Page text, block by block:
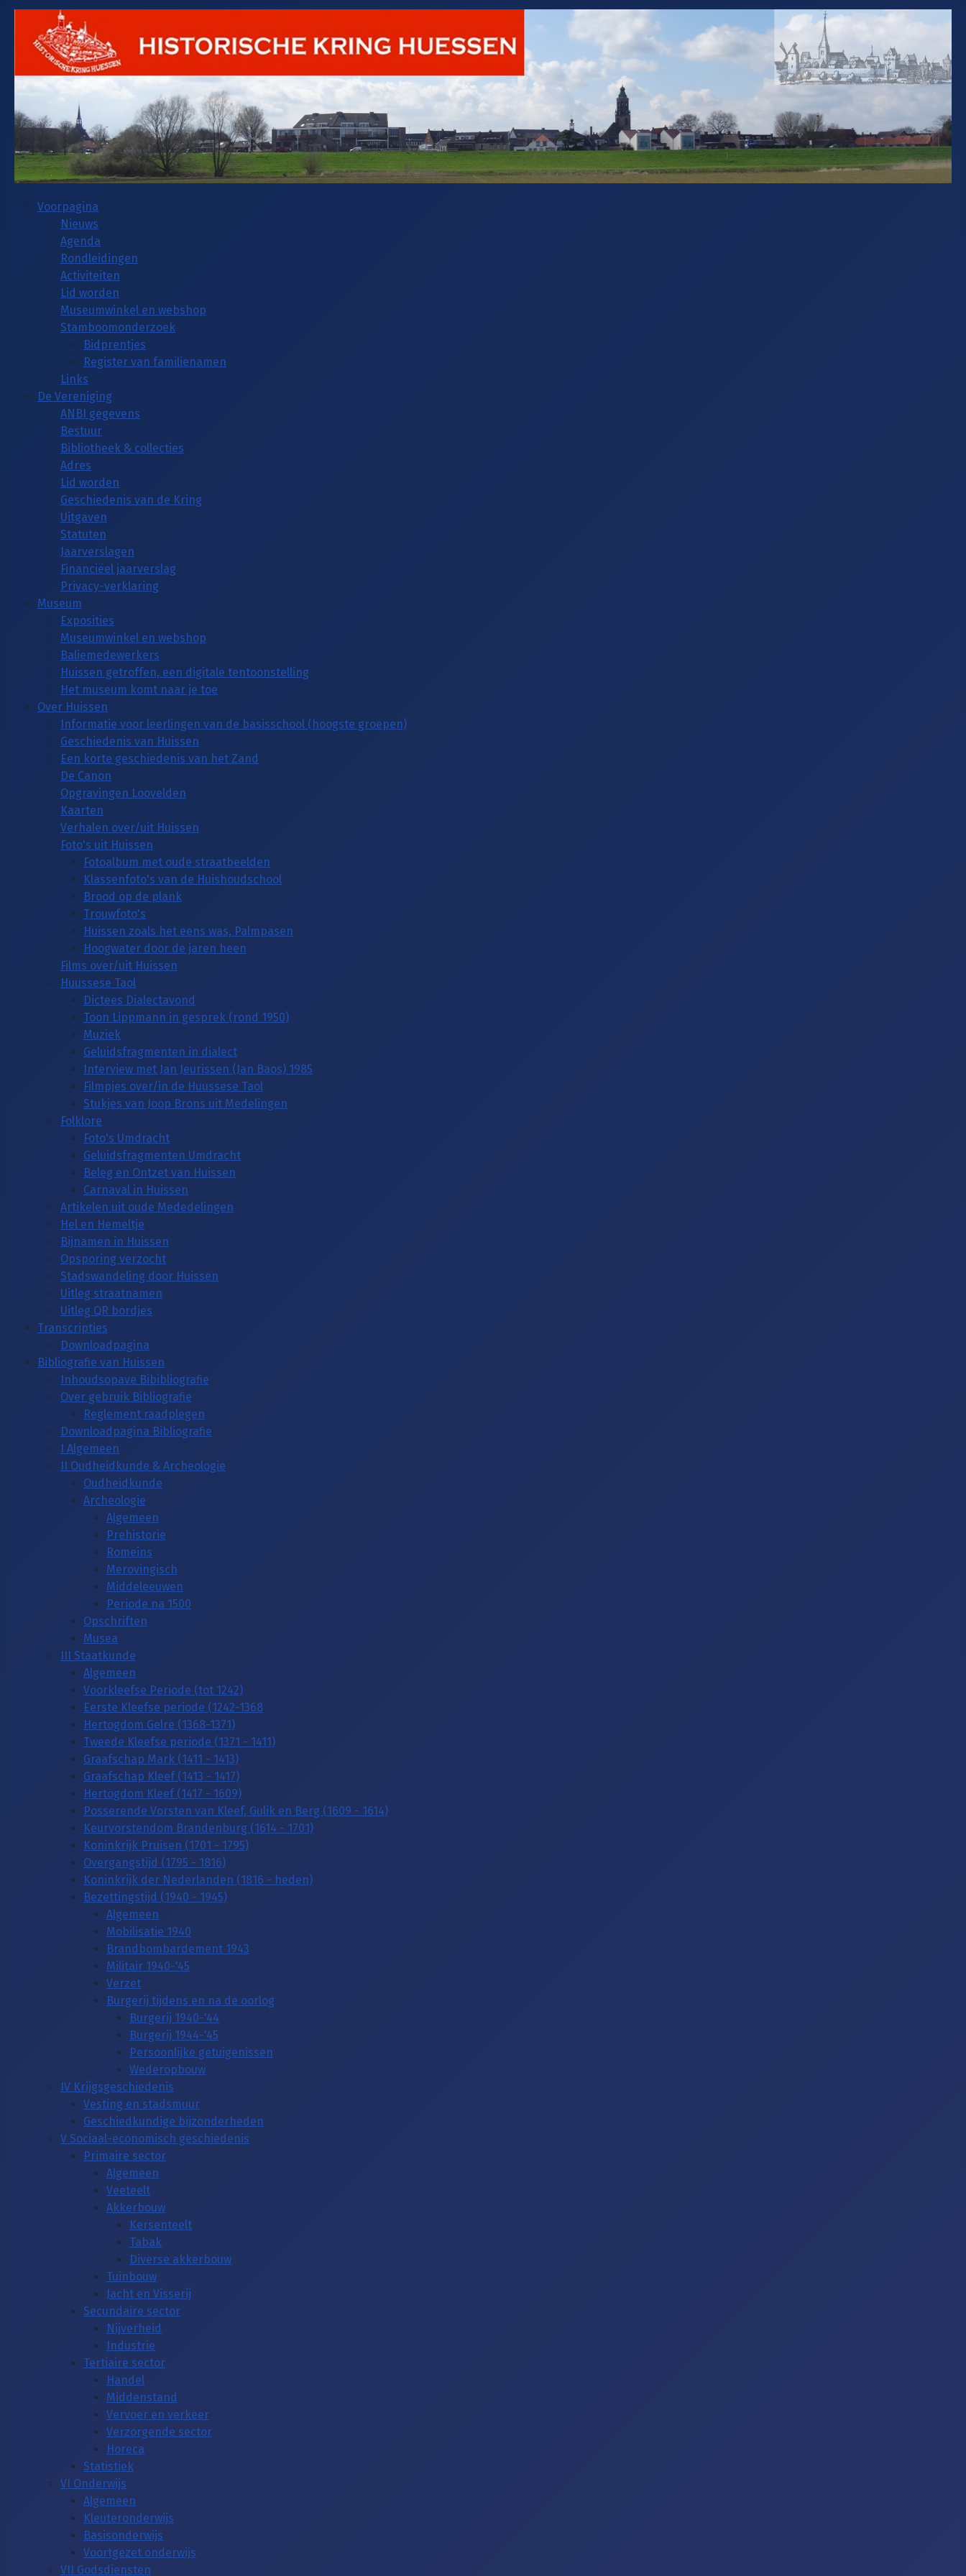
Voorpagina
Nieuws
Agenda
Rondleidingen
Activiteiten
Lid worden
Museumwinkel en webshop
Stamboomonderzoek
Bidprentjes
Register van familienamen
Links
De Vereniging
ANBI gegevens
Bestuur
Bibliotheek & collecties
Adres
Lid worden
Geschiedenis van de Kring
Uitgaven
Statuten
Jaarverslagen
Financiëel jaarverslag
Privacy-verklaring
Museum
Exposities
Museumwinkel en webshop
Baliemedewerkers
Huissen getroffen, een digitale tentoonstelling
Het museum komt naar je toe
Over Huissen
Informatie voor leerlingen van de basisschool (hoogste groepen)
Geschiedenis van Huissen
Een korte geschiedenis van het Zand
De Canon
Opgravingen Loovelden
Kaarten
Verhalen over/uit Huissen
Foto's uit Huissen
Fotoalbum met oude straatbeelden
Klassenfoto's van de Huishoudschool
Brood op de plank
Trouwfoto's
Huissen zoals het eens was, Palmpasen
Hoogwater door de jaren heen
Films over/uit Huissen
Huussese Taol
Dictees Dialectavond
Toon Lippmann in gesprek (rond 1950)
Muziek
Geluidsfragmenten in dialect
Interview met Jan Jeurissen (Jan Baos) 1985
Filmpjes over/in de Huussese Taol
Stukjes van Joop Brons uit Medelingen
Folklore
Foto's Umdracht
Geluidsfragmenten Umdracht
Beleg en Ontzet van Huissen
Carnaval in Huissen
Artikelen uit oude Mededelingen
Hel en Hemeltje
Bijnamen in Huissen
Opsporing verzocht
Stadswandeling door Huissen
Uitleg straatnamen
Uitleg QR bordjes
Transcripties
Downloadpagina
Bibliografie van Huissen
Inhoudsopave Bibibliografie
Over gebruik Bibliografie
Reglement raadplegen
Downloadpagina Bibliografie
I Algemeen
II Oudheidkunde & Archeologie
Oudheidkunde
Archeologie
Algemeen
Prehistorie
Romeins
Merovingisch
Middeleeuwen
Periode na 1500
Opschriften
Musea
III Staatkunde
Algemeen
Voorkleefse Periode (tot 1242)
Eerste Kleefse periode (1242-1368
Hertogdom Gelre (1368-1371)
Tweede Kleefse periode (1371 - 1411)
Graafschap Mark (1411 - 1413)
Graafschap Kleef (1413 - 1417)
Hertogdom Kleef (1417 - 1609)
Posserende Vorsten van Kleef, Gulik en Berg (1609 - 1614)
Keurvorstendom Brandenburg (1614 - 1701)
Koninkrijk Pruisen (1701 - 1795)
Overgangstijd (1795 - 1816)
Koninkrijk der Nederlanden (1816 - heden)
Bezettingstijd (1940 - 1945)
Algemeen
Mobilisatie 1940
Brandbombardement 1943
Militair 1940-'45
Verzet
Burgerij tijdens en na de oorlog
Burgerij 1940-'44
Burgerij 1944-'45
Persoonlijke getuigenissen
Wederopbouw
IV Krijgsgeschiedenis
Vesting en stadsmuur
Geschiedkundige bijzonderheden
V Sociaal-economisch geschiedenis
Primaire sector
Algemeen
Veeteelt
Akkerbouw
Kersenteelt
Tabak
Diverse akkerbouw
Tuinbouw
Jacht en Visserij
Secundaire sector
Nijverheid
Industrie
Tertiaire sector
Handel
Middenstand
Vervoer en verkeer
Verzorgende sector
Horeca
Statistiek
VI Onderwijs
Algemeen
Kleuteronderwijs
Basisonderwijs
Voortgezet onderwijs
VII Godsdiensten